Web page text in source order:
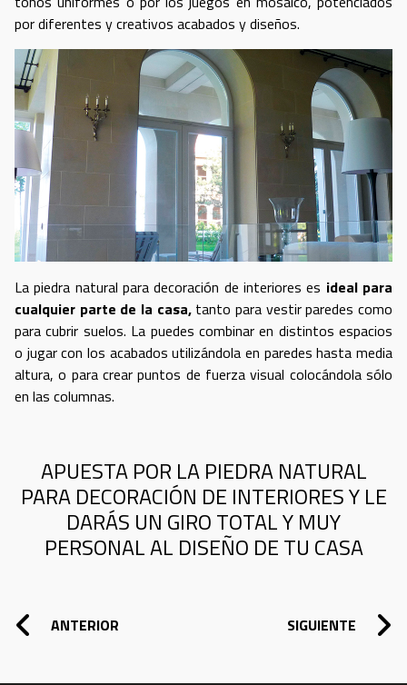
por diferentes y creativos acabados y diseños.
La piedra natural para decoración de interiores es ideal para
cualquier parte de la casa,tanto para vestir paredes como
para cubrir suelos. La puedes combinar en distintos espacios
o jugar con los acabados utilizándola en paredes hasta media
altura, o para crear puntos de fuerza visual colocándola sólo
en las columnas.
APUESTA POR LA PIEDRA NATURAL
PARA DECORACIÓN DE INTERIORES Y LE
DARÁS UN GIRO TOTAL Y MUY
PERSONAL AL DISEÑO DE TU CASA
NAVEGACIÓN DE ENTRADAS
ANTERIOR SIGUIENTE